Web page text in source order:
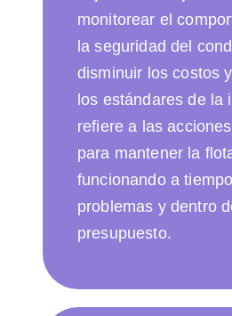
monitorear el
la seguridad del
disminuir los costos
los estándares de la
refiere a las
para mantener la
funcionando a
problemas y dentro
presupuesto.